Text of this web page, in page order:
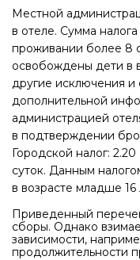
Местной
в отеле. Сумма
проживании более 8
освобождены дети в
другие исключения и
дополнительной
администрацией
в подтверждении
Городской налог:
суток. Данным
в возрасте младше 16
Приведенный
сборы. Однако
зависимости,
продолжительности